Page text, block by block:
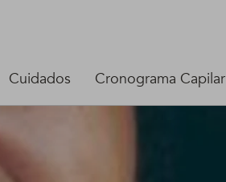
Cuidados Cronograma Capilar